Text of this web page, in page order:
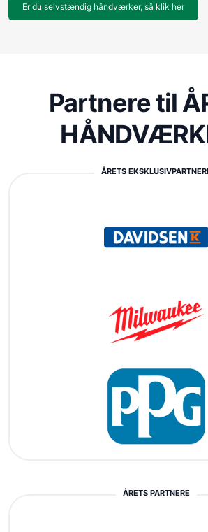
Er du selvstændig håndværker, så klik her
Partnere til
ÅRETS
ÅRETS PARTNERE